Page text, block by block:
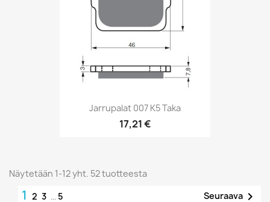
Jarrupalat 007 K5 Taka
17,21 €
Näytetään 1-12 yht. 52 tuotteesta
1 2 3 … 5 Seuraava 